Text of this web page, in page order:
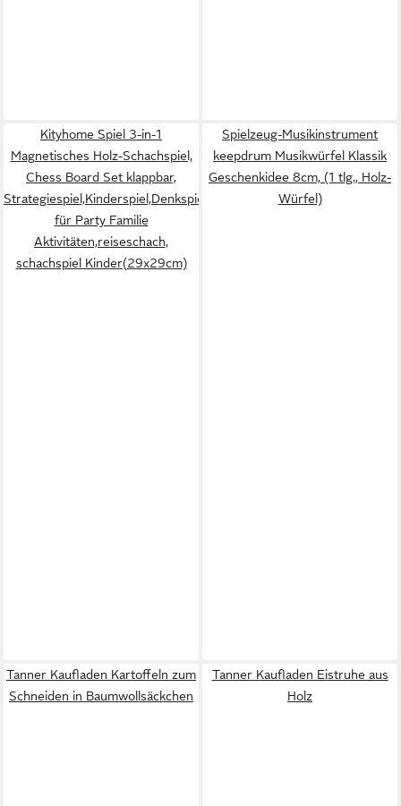
Kityhome Spiel 3-in-1
Magnetisches Holz-Schachspiel,
Chess Board Set klappbar,
Strategiespiel,Kinderspiel,Denkspiele,
für Party Familie
Aktivitäten,reiseschach,
schachspiel Kinder(29x29cm)
Spielzeug-Musikinstrument
keepdrum Musikwürfel Klassik
Geschenkidee 8cm, (1 tlg., Holz-
Würfel)
Tanner Kaufladen Kartoffeln zum
Schneiden in Baumwollsäckchen
Tanner Kaufladen Eistruhe aus
Holz